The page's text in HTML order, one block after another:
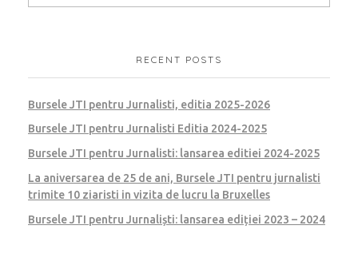
RECENT POSTS
Bursele JTI pentru Jurnalisti, editia 2025-2026
Bursele JTI pentru Jurnalisti Editia 2024-2025
Bursele JTI pentru Jurnalisti: lansarea editiei 2024-2025
La aniversarea de 25 de ani, Bursele JTI pentru jurnalisti
trimite 10 ziaristi in vizita de lucru la Bruxelles
Bursele JTI pentru Jurnaliști: lansarea ediției 2023 – 2024